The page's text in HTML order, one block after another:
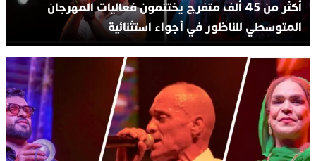
أكثر من 45 ألف متفرج يختتمون فعاليات المهرجان
المتوسطي للناظور في أجواء استثنائية